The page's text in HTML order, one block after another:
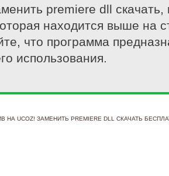
premiere dll
находится выше на
что программа
использования.
НА UCOZ! ЗАМЕНИТЬ PREMIERE DLL СКАЧАТЬ